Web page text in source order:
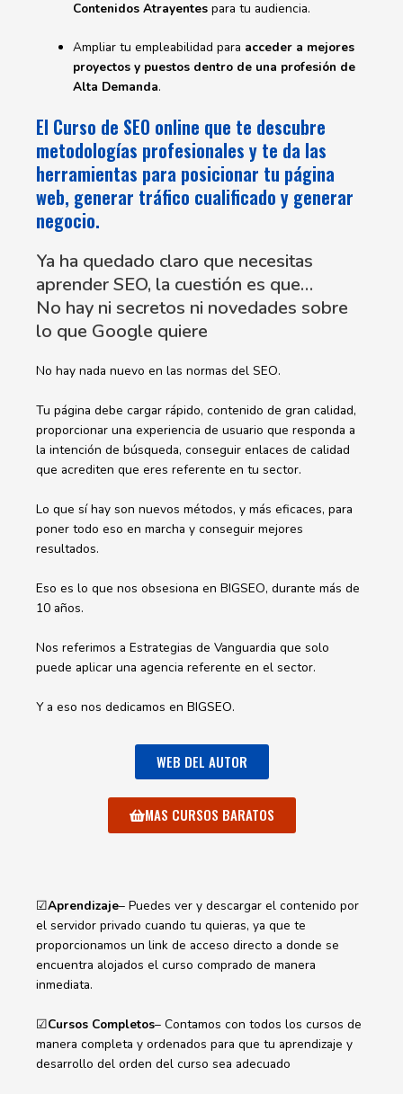
Contenidos Atrayentes para tu audiencia.
Ampliar tu empleabilidad para acceder a mejores
proyectos y puestos dentro de una profesión de
Alta Demanda.
El Curso de SEO online que te descubre
metodologías profesionales y te da las
herramientas para posicionar tu página
web, generar tráfico cualificado y generar
negocio.
Ya ha quedado claro que necesitas
aprender SEO, la cuestión es que…
No hay ni secretos ni novedades sobre
lo que Google quiere
No hay nada nuevo en las normas del SEO.
Tu página debe cargar rápido, contenido de gran calidad,
proporcionar una experiencia de usuario que responda a
la intención de búsqueda, conseguir enlaces de calidad
que acrediten que eres referente en tu sector.
Lo que sí hay son nuevos métodos, y más eficaces, para
poner todo eso en marcha y conseguir mejores
resultados.
Eso es lo que nos obsesiona en BIGSEO, durante más de
10 años.
Nos referimos a Estrategias de Vanguardia que solo
puede aplicar una agencia referente en el sector.
Y a eso nos dedicamos en BIGSEO.
WEB DEL AUTOR
MAS CURSOS BARATOS
☑Aprendizaje– Puedes ver y descargar el contenido por
el servidor privado cuando tu quieras, ya que te
proporcionamos un link de acceso directo a donde se
encuentra alojados el curso comprado de manera
inmediata.
☑Cursos Completos– Contamos con todos los cursos de
manera completa y ordenados para que tu aprendizaje y
desarrollo del orden del curso sea adecuado